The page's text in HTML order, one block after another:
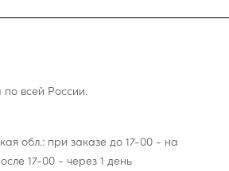
по всей России.
обл.: при заказе до 17-00 - на
17-00 - через 1 день